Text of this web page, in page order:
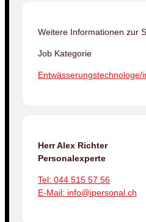
Weitere Informationen zur
Job Kategorie
Entwässerungstechnologe/
Herr Alex Richter
Personalexperte
Tel: 044 515 57 56
E-Mail: info@ipersonal.ch